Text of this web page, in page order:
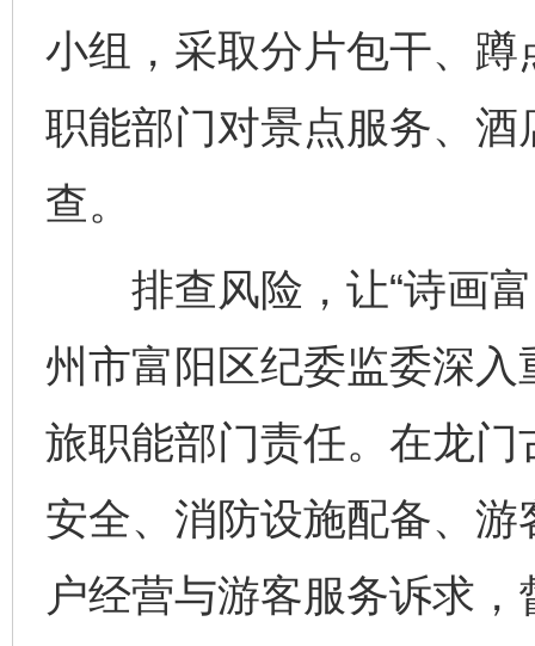
小组，采取分片包干、
职能部门对景点服务、
查。
排查风险，让“诗画富
州市富阳区纪委监委深
旅职能部门责任。在龙
安全、消防设施配备、
户经营与游客服务诉求